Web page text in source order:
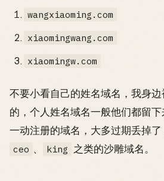
wangxiaoming.com
xiaomingwang.com
xiaomingw.com
不要小看自己的姓名域名，我身
的，个人姓名域名一般他们都留
一动注册的域名，大多过期丢掉
ceo 、 king 之类的沙雕域名。